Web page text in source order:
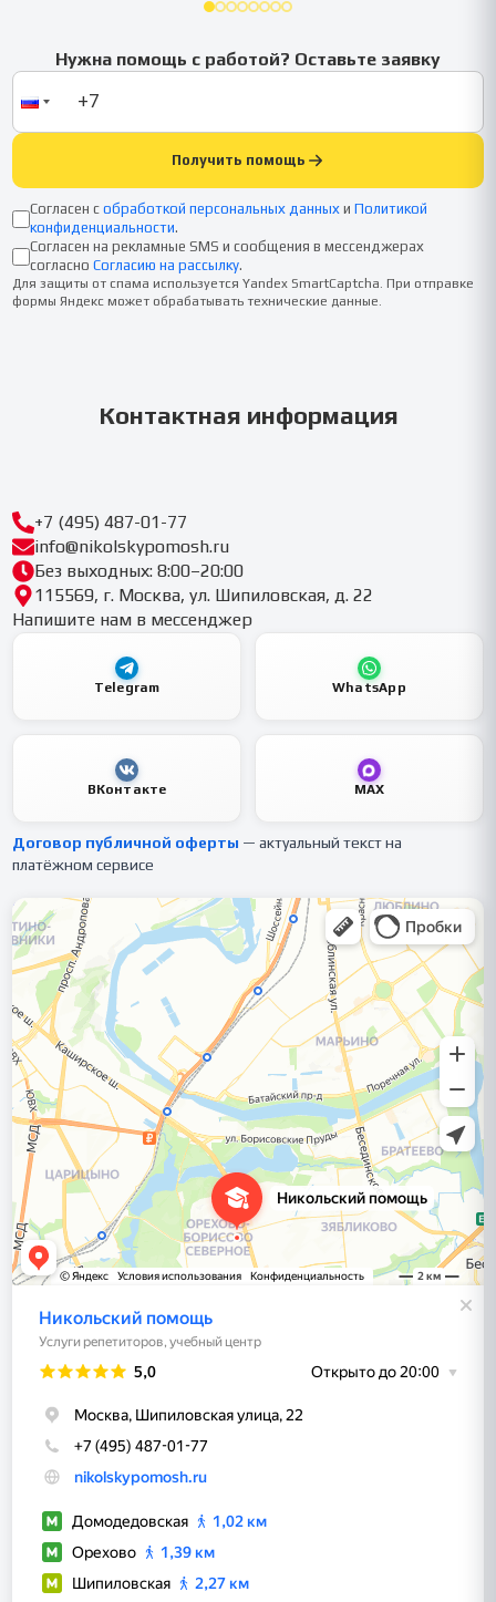
Нужна помощь с работой? Оставьте заявку
Получить помощь
Согласен с обработкой персональных данных и Политикой
конфиденциальности.
Согласен на рекламные SMS и сообщения в мессенджерах
согласно Согласию на рассылку.
Для защиты от спама используется Yandex SmartCaptcha. При отправке
формы Яндекс может обрабатывать технические данные.
Контактная информация
+7 (495) 487-01-77
info@nikolskypomosh.ru
Без выходных: 8:00–20:00
115569, г. Москва, ул. Шипиловская, д. 22
Напишите нам в мессенджер
Telegram WhatsApp
ВКонтакте MAX
Договор публичной оферты — актуальный текст на
платёжном сервисе